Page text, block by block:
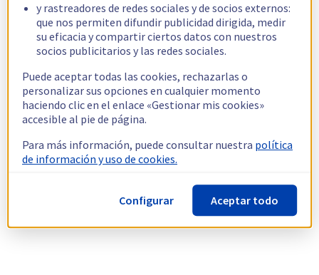
y rastreadores de redes sociales y de socios externos:
que nos permiten difundir publicidad dirigida, medir
su eficacia y compartir ciertos datos con nuestros
socios publicitarios y las redes sociales.
Puede aceptar todas las cookies, rechazarlas o
personalizar sus opciones en cualquier momento
haciendo clic en el enlace «Gestionar mis cookies»
accesible al pie de página.
Para más información, puede consultar nuestra política
de información y uso de cookies.
Configurar Aceptar todo